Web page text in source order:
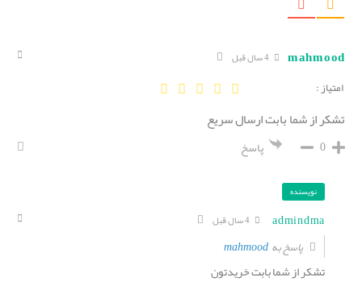
mahmood
امتیاز :
تشکر از شما بابت ارسال سریع
0 پاسخ
نویسنده
admindma
پاسخ بهmahmood
تشکر از شما بابت خریدتون